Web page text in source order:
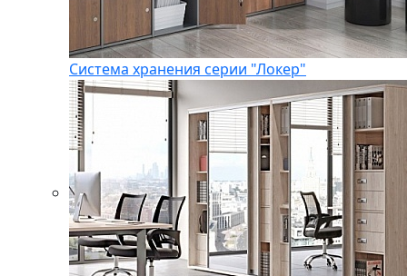
Система хранения серии "Локер"